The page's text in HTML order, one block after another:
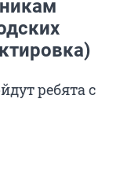
ребята с